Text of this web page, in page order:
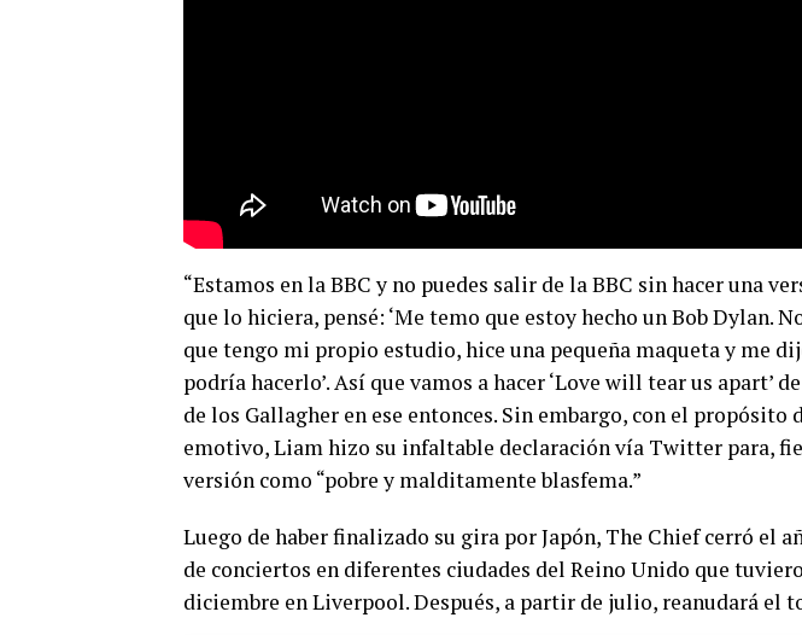
“Estamos en la BBC y no puedes salir de la BBC sin hacer una
que lo hiciera, pensé: ‘Me temo que estoy hecho un Bob Dylan.
que tengo mi propio estudio, hice una pequeña maqueta y me
podría hacerlo’. Así que vamos a hacer ‘Love will tear us apart’
de los Gallagher en ese entonces. Sin embargo, con el
emotivo, Liam hizo su infaltable declaración vía Twitter para,
versión como “pobre y malditamente blasfema.”
Luego de haber finalizado su gira por Japón, The Chief cerró el
de conciertos en diferentes ciudades del Reino Unido que
diciembre en Liverpool. Después, a partir de julio, reanudará el